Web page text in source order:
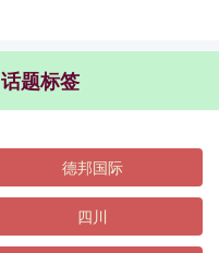
话题标签
德邦国际
四川